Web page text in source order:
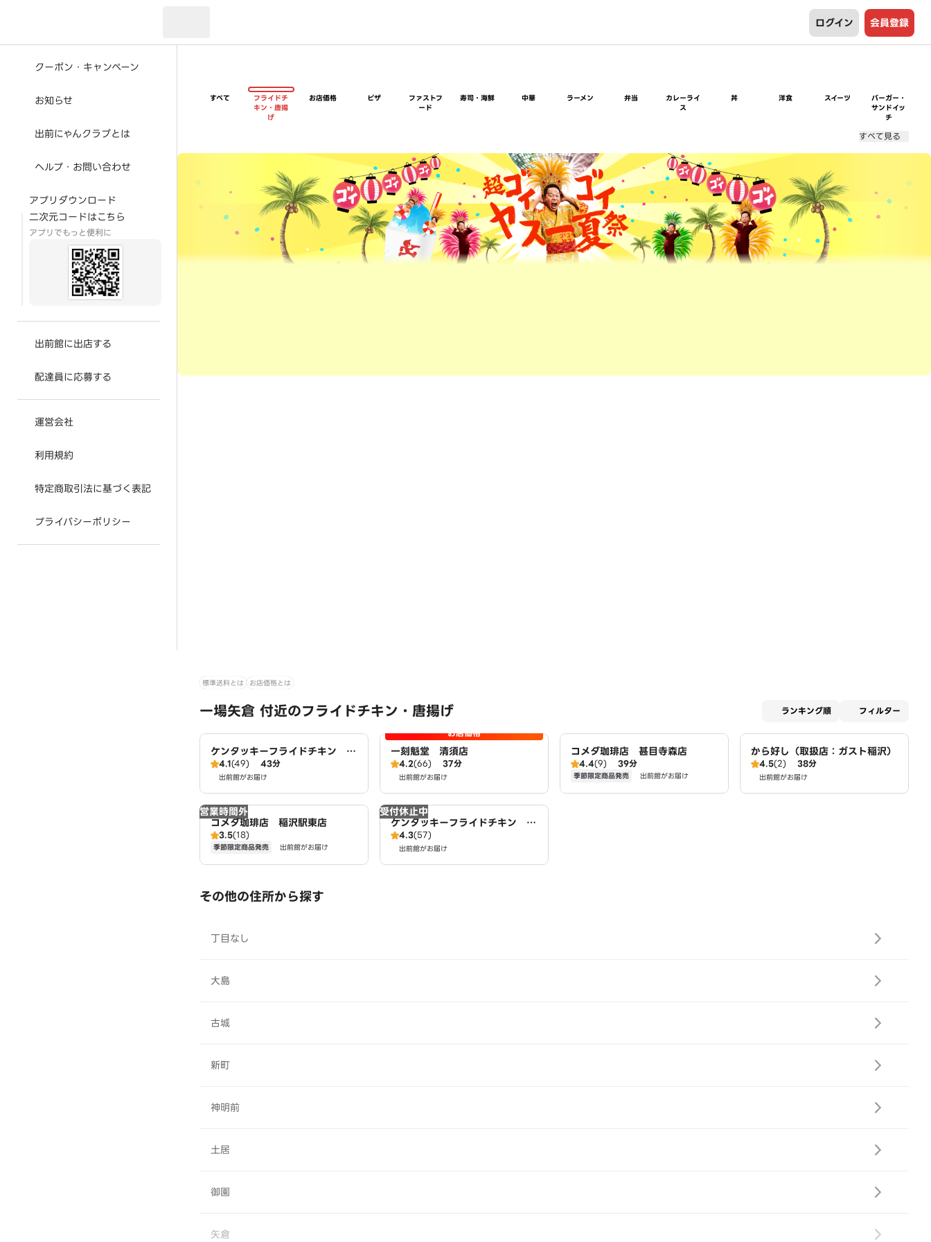
ログイン 会員登録
クーポン・キャンペーン
お知らせ
出前にゃんクラブとは
ヘルプ・お問い合わせ
アプリダウンロード
二次元コードはこちら
アプリでもっと便利に
出前館に出店する
配達員に応募する
運営会社
利用規約
特定商取引法に基づく表記
プライバシーポリシー
すべて
フライドチ
キン・唐揚
げ
お店価格 ピザ
ファストフ
ード
寿司・海鮮 中華 ラーメン 弁当
カレーライ
ス
丼 洋食 スイーツ
バーガー・
サンドイッ
チ
すべて見る
超ゴイゴイヤスー夏祭
標準送料とは お店価格とは
一場矢倉 付近のフライドチキン・唐揚げ ランキング順 フィルター
ケンタッキーフライドチキン ヨ
シヅヤ清洲店
4.1(49) 43分
出前館がお届け
お店価格
一刻魁堂 清須店
4.2(66) 37分
出前館がお届け
コメダ珈琲店 甚目寺森店
4.4(9) 39分
季節限定商品発売 出前館がお届け
から好し（取扱店：ガスト稲沢）
4.5(2) 38分
出前館がお届け
営業時間外
コメダ珈琲店 稲沢駅東店
3.5(18)
季節限定商品発売 出前館がお届け
受付休止中
ケンタッキーフライドチキン 名
古屋平田店
4.3(57)
出前館がお届け
その他の住所から探す
丁目なし
大島
古城
新町
神明前
土居
御園
矢倉